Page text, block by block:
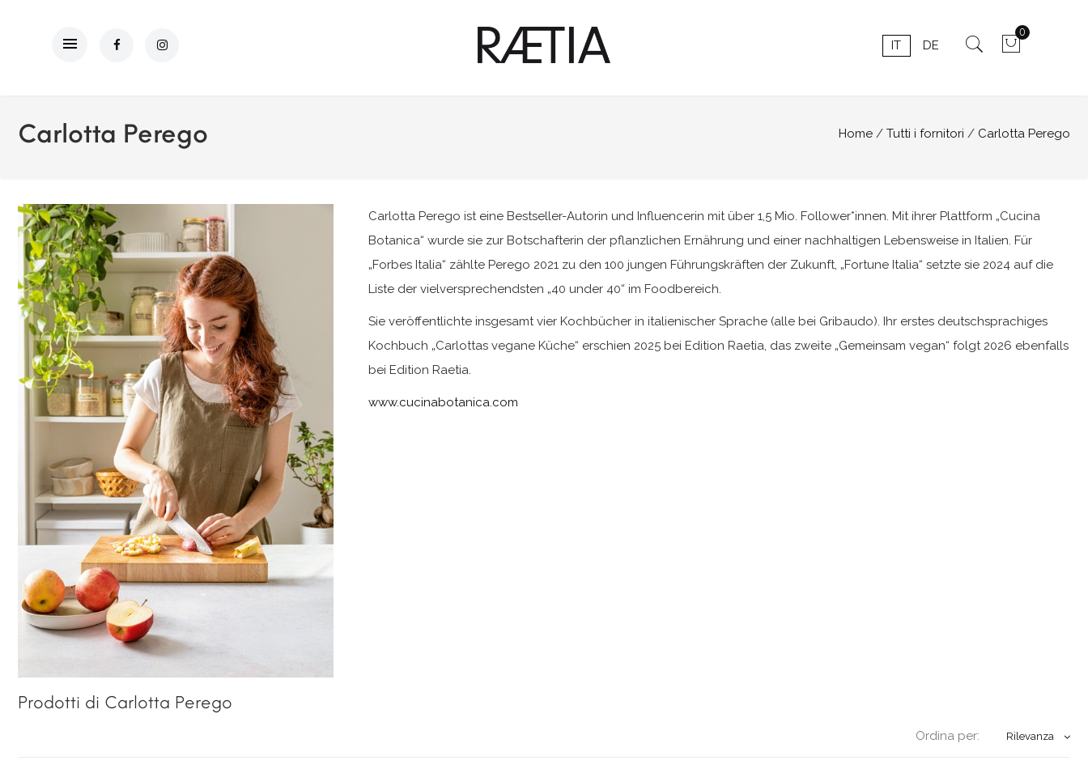
0
IT DE
Carlotta Perego Home Tutti i fornitori Carlotta Perego
Carlotta Perego ist eine Bestseller-Autorin und Influencerin mit über 1,5 Mio. Follower*innen. Mit ihrer Plattform „Cucina
Botanica“ wurde sie zur Botschafterin der pflanzlichen Ernährung und einer nachhaltigen Lebensweise in Italien. Für
„Forbes Italia“ zählte Perego 2021 zu den 100 jungen Führungskräften der Zukunft, „Fortune Italia“ setzte sie 2024 auf die
Liste der vielversprechendsten „40 under 40“ im Foodbereich.
Sie veröffentlichte insgesamt vier Kochbücher in italienischer Sprache (alle bei Gribaudo). Ihr erstes deutschsprachiges
Kochbuch „Carlottas vegane Küche“ erschien 2025 bei Edition Raetia, das zweite „Gemeinsam vegan“ folgt 2026 ebenfalls
bei Edition Raetia.
www.cucinabotanica.com
Prodotti di Carlotta Perego
Ordina per: Rilevanza